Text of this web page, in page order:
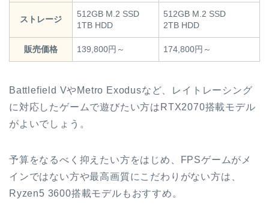
ストレージ
512GB M.2 SSD
1TB HDD
512GB M.2 SSD
2TB HDD
販売価格 139,800円～ 174,800円～
Battlefield VやMetro Exodusなど、レイトレーシング
に対応したゲームで遊びたい方はRTX2070搭載モデル
がよいでしょう。
予算をなるべく抑えたい方をはじめ、FPSゲームがメ
インではない方や最高画質にこだわりがない方は、
Ryzen5 3600搭載モデルもおすすめ。